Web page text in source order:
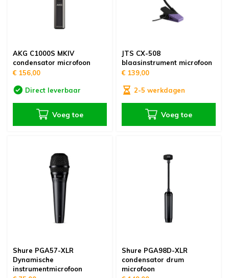
AKG C1000S MKIV
condensator microfoon
€ 156,00
Direct leverbaar
Voeg toe
JTS CX-508
blaasinstrument microfoon
€ 139,00
2-5 werkdagen
Voeg toe
Shure PGA57-XLR
Dynamische
instrumentmicrofoon
Shure PGA98D-XLR
condensator drum
microfoon